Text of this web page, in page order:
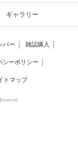
ギャラリー
バー 雑誌購入
シーポリシー
トマップ